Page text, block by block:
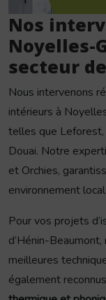
Nos
Noyelles-
secteur
Nous intervenons
intérieurs à
telles que Leforest,
Douai. Notre
et Orchies,
environnement local.
Pour vos projets
d’Hénin-
meilleures
également